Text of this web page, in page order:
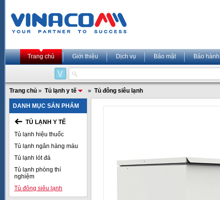
Trang chủ Giới thiệu Dịch vụ Bảo mật Bảo hành
Trang chủ » Tủ lạnh y tế » Tủ đông siêu lạnh
DANH MỤC SẢN PHẨM
TỦ LẠNH Y TẾ
Tủ lạnh hiệu thuốc
Tủ lạnh ngân hàng máu
Tủ lạnh lót đá
Tủ lạnh phòng thí
nghiệm
Tủ đông siêu lạnh